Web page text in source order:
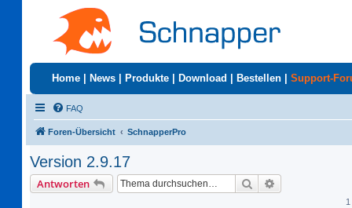
Home News Produkte Download Bestellen Support-
FAQ
Foren-Übersicht SchnapperPro
Version 2.9.17
Antworten Suche